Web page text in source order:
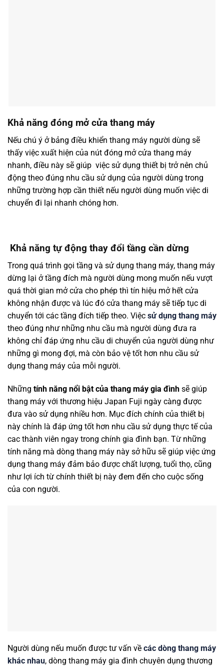
Khả năng đóng mở cửa thang máy
Nếu chú ý ở bảng điều khiển thang máy người dùng sẽ
thấy việc xuất hiện của nút đóng mở cửa thang máy
nhanh, điều này sẽ giúp việc sử dụng thiết bị trở nên chủ
động theo đúng nhu cầu sử dụng của người dùng trong
những trường hợp cần thiết nếu người dùng muốn việc di
chuyển đi lại nhanh chóng hơn.
Khả năng tự động thay đổi tầng cần dừng
Trong quá trình gọi tầng và sử dụng thang máy, thang máy
dừng lại ở tầng đích mà người dùng mong muốn nếu vượt
quá thời gian mở cửa cho phép thì tín hiệu mở hết cửa
không nhận được và lúc đó cửa thang máy sẽ tiếp tục di
chuyển tới các tầng đích tiếp theo. Việc sử dụng thang máy
theo đúng như những nhu cầu mà người dùng đưa ra
không chỉ đáp ứng nhu cầu di chuyển của người dùng như
những gì mong đợi, mà còn bảo vệ tốt hơn nhu cầu sử
dụng thang máy của mỗi người.
Những tính năng nổi bật của thang máy gia đình sẽ giúp
thang máy với thương hiệu Japan Fuji ngày càng được
đưa vào sử dụng nhiều hơn. Mục đích chính của thiết bị
này chính là đáp ứng tốt hơn nhu cầu sử dụng thực tế của
cac thành viên ngay trong chính gia đình bạn. Từ những
tính năng mà dòng thang máy này sở hữu sẽ giúp việc ứng
dụng thang máy đảm bảo được chất lượng, tuổi thọ, cũng
như lợi ích từ chính thiết bị này đem đến cho cuộc sống
của con người.
Người dùng nếu muốn được tư vấn về các dòng thang máy
khác nhau, dòng thang máy gia đình chuyên dụng thương